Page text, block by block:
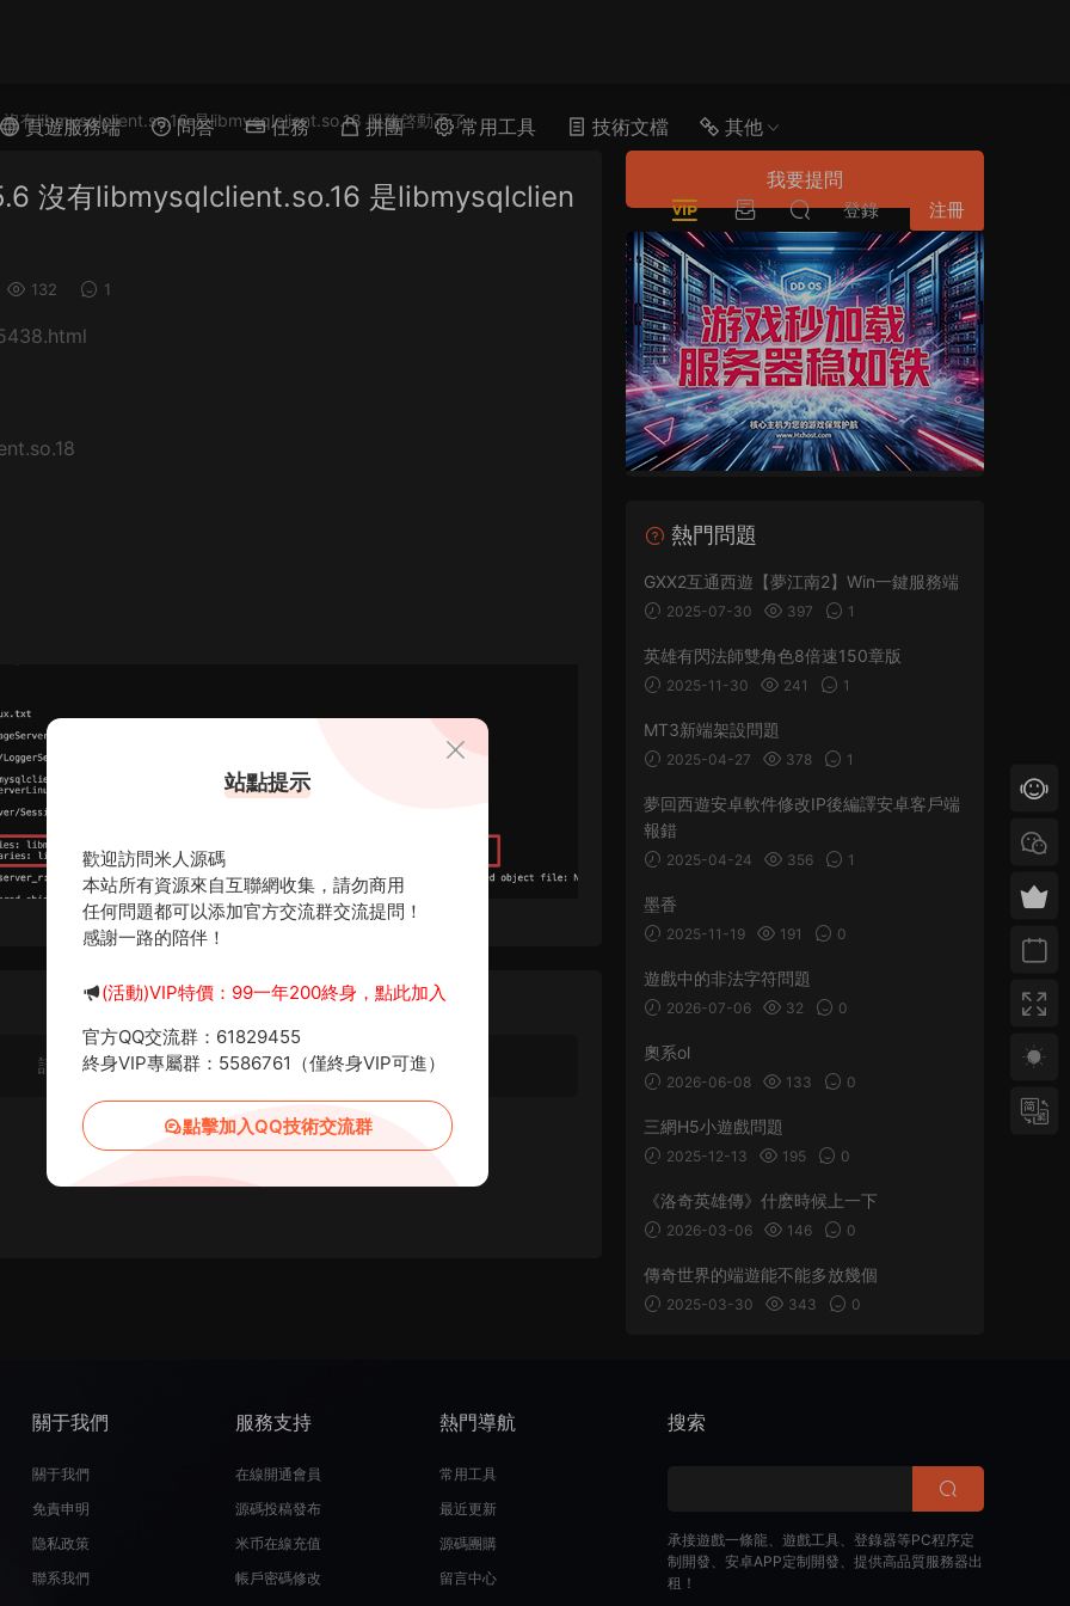
頁遊服務端 問答 任務 拼團 常用工具 技術文檔 其他
登錄 注冊
有libmysqlclient.so.16 是libmysqlclient.so.18 服務啓動不了
沒有libmysqlclient.so.16 是libmysqlclien
132 1
請先 登錄
我要提問
熱門問題
GXX2互通西遊【夢江南2】Win一鍵服務端
2025-07-30 397 1
英雄有閃法師雙角色8倍速150章版
2025-11-30 241 1
MT3新端架設問題
2025-04-27 378 1
夢回西遊安卓軟件修改IP後編譯安卓客戶端
報錯
2025-04-24 356 1
墨香
2025-11-19 191 0
遊戲中的非法字符問題
2026-07-06 32 0
奧系ol
2026-06-08 133 0
三網H5小遊戲問題
2025-12-13 195 0
《洛奇英雄傳》什麽時候上一下
2026-03-06 146 0
傳奇世界的端遊能不能多放幾個
2025-03-30 343 0
關于我們
關于我們
免責申明
隐私政策
聯系我們
服務支持
在線開通會員
源碼投稿發布
米币在線充值
帳戶密碼修改
熱門導航
常用工具
最近更新
源碼團購
留言中心
搜索
承接遊戲一條龍、遊戲工具、登錄器等PC程序定
制開發、安卓APP定制開發、提供高品質服務器出
租！
站點提示
歡迎訪問米人源碼
本站所有資源來自互聯網收集，請勿商用
任何問題都可以添加官方交流群交流提問！
感謝一路的陪伴！
(活動)VIP特價：99一年200終身，點此加入
官方QQ交流群：61829455
終身VIP專屬群：5586761（僅終身VIP可進）
點擊加入QQ技術交流群